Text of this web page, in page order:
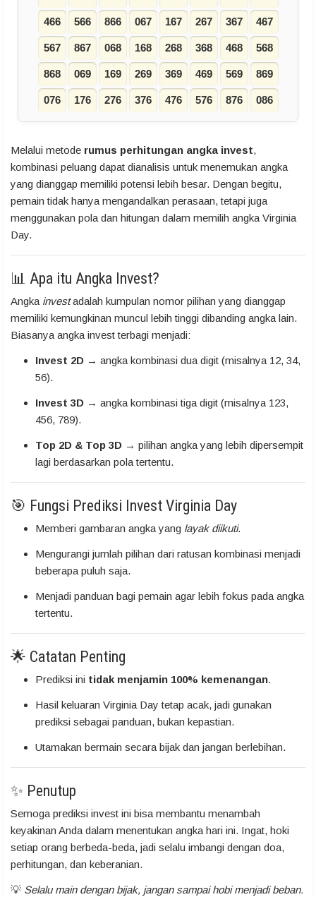
466 566 866 067 167 267 367 467
567 867 068 168 268 368 468 568
868 069 169 269 369 469 569 869
076 176 276 376 476 576 876 086
Melalui metode rumus perhitungan angka invest,
kombinasi peluang dapat dianalisis untuk menemukan angka
yang dianggap memiliki potensi lebih besar. Dengan begitu,
pemain tidak hanya mengandalkan perasaan, tetapi juga
menggunakan pola dan hitungan dalam memilih angka Virginia
Day.
📊 Apa itu Angka Invest?
Angka investadalah kumpulan nomor pilihan yang dianggap
memiliki kemungkinan muncul lebih tinggi dibanding angka lain.
Biasanya angka invest terbagi menjadi:
Invest 2D → angka kombinasi dua digit (misalnya 12, 34,
56).
Invest 3D → angka kombinasi tiga digit (misalnya 123,
456, 789).
Top 2D & Top 3D → pilihan angka yang lebih dipersempit
lagi berdasarkan pola tertentu.
🎯 Fungsi Prediksi Invest Virginia Day
Memberi gambaran angka yang layak diikuti.
Mengurangi jumlah pilihan dari ratusan kombinasi menjadi
beberapa puluh saja.
Menjadi panduan bagi pemain agar lebih fokus pada angka
tertentu.
🌟 Catatan Penting
Prediksi ini tidak menjamin 100% kemenangan.
Hasil keluaran Virginia Day tetap acak, jadi gunakan
prediksi sebagai panduan, bukan kepastian.
Utamakan bermain secara bijak dan jangan berlebihan.
✨ Penutup
Semoga prediksi invest ini bisa membantu menambah
keyakinan Anda dalam menentukan angka hari ini. Ingat, hoki
setiap orang berbeda-beda, jadi selalu imbangi dengan doa,
perhitungan, dan keberanian.
💡 Selalu main dengan bijak, jangan sampai hobi menjadi beban.